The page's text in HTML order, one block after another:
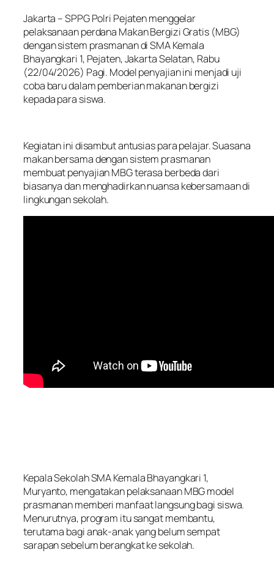
Jakarta – SPPG Polri Pejaten menggelar
pelaksanaan perdana Makan Bergizi Gratis (MBG)
dengan sistem prasmanan di SMA Kemala
Bhayangkari 1, Pejaten, Jakarta Selatan, Rabu
(22/04/2026) Pagi. Model penyajian ini menjadi uji
coba baru dalam pemberian makanan bergizi
kepada para siswa.
Kegiatan ini disambut antusias para pelajar. Suasana
makan bersama dengan sistem prasmanan
membuat penyajian MBG terasa berbeda dari
biasanya dan menghadirkan nuansa kebersamaan di
lingkungan sekolah.
Kepala Sekolah SMA Kemala Bhayangkari 1,
Muryanto, mengatakan pelaksanaan MBG model
prasmanan memberi manfaat langsung bagi siswa.
Menurutnya, program itu sangat membantu,
terutama bagi anak-anak yang belum sempat
sarapan sebelum berangkat ke sekolah.